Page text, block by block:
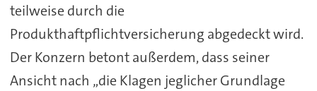
teilweise durch die
Produkthaftpflichtversicherung abgedeckt wird.
Der Konzern betont außerdem, dass seiner
Ansicht nach „die Klagen jeglicher Grundlage